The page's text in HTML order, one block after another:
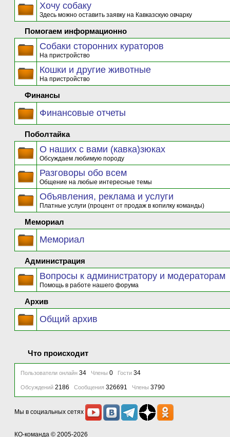
Хочу собаку
Здесь можно оставить заявку на Кавказскую овчарку
Помогаем информационно
Собаки сторонних кураторов
На пристройство
Кошки и другие животные
На пристройство
Финансы
Финансовые отчеты
Поболтайка
О наших с вами (кавка)зюках
Обсуждаем любимую породу
Разговоры обо всем
Общение на любые интересные темы
Объявления, реклама и услуги
Платные услуги (процент от продаж в копилку команды)
Мемориал
Мемориал
Администрация
Вопросы к администратору и модераторам
Помощь в работе нашего форума
Архив
Общий архив
Что происходит
Пользователи онлайн 34 Члены 0 Гости 34
Обсуждений 2186 Сообщения 326691 Члены 3790
Мы в социальных сетях
КО-команда © 2005-2026